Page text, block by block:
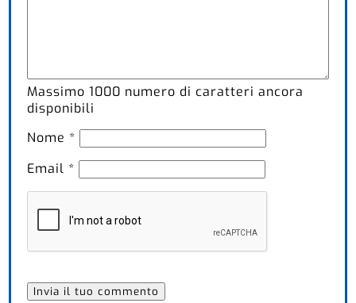
Massimo1000 numero di caratteri ancora
disponibili
Nome *
Email *